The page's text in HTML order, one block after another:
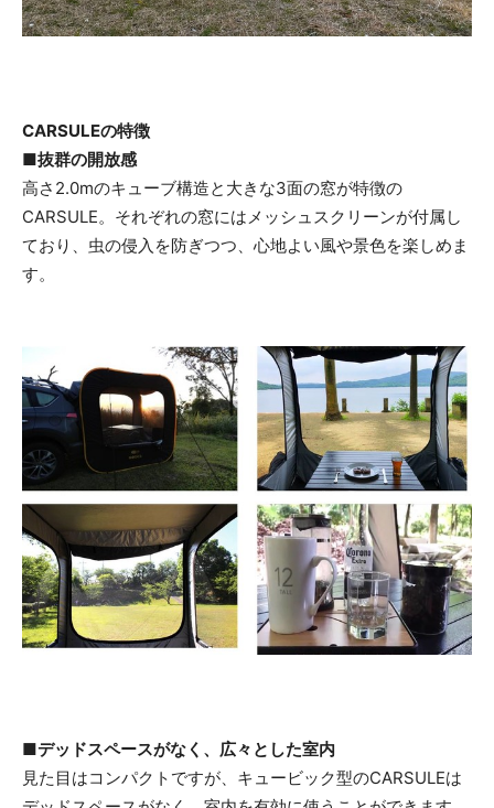
CARSULEの特徴
■抜群の開放感
高さ2.0mのキューブ構造と大きな3面の窓が特徴の
CARSULE。それぞれの窓にはメッシュスクリーンが付属し
ており、虫の侵入を防ぎつつ、心地よい風や景色を楽しめま
す。
■デッドスペースがなく、広々とした室内
見た目はコンパクトですが、キュービック型のCARSULEは